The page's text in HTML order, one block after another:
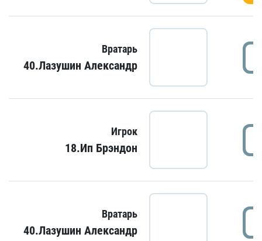
Вратарь
40.Лазушин Александр
Игрок
18.Ип Брэндон
Вратарь
40.Лазушин Александр